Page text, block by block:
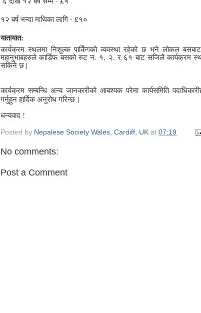
१२ बर्ष भन्दा माथिका लागि - £१०
यातायात:
कार्यक्रम स्थलमा निशुल्क पार्किंगको व्यवस्था रहेको छ भने लोकल बसबाट
महानुभाबहरुले कार्डिफ बसको रुट न. १, २, र ६१ बाट सजिलै कार्यक्रम
सकिने छ |
कार्यक्रम सम्बन्धि अन्य जानकारीको आबश्यक परेमा कार्यसमिति
गर्नुहुन हार्दिक अनुरोध गरिन्छ |
धन्यवाद !
Posted by Nepalese Society Wales, Cardiff, UK at 07:19
No comments:
Post a Comment